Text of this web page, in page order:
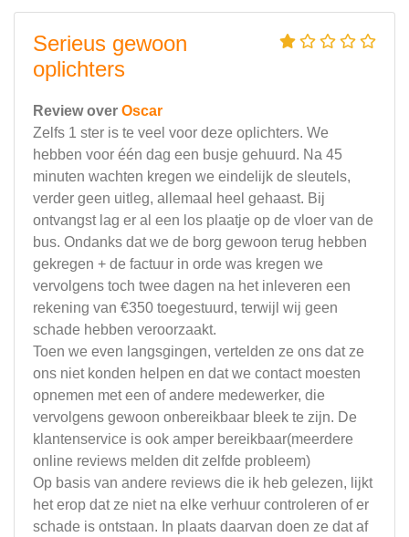
Serieus gewoon
oplichters
Review over Oscar
Zelfs 1 ster is te veel voor deze oplichters. We
hebben voor één dag een busje gehuurd. Na 45
minuten wachten kregen we eindelijk de sleutels,
verder geen uitleg, allemaal heel gehaast. Bij
ontvangst lag er al een los plaatje op de vloer van de
bus. Ondanks dat we de borg gewoon terug hebben
gekregen + de factuur in orde was kregen we
vervolgens toch twee dagen na het inleveren een
rekening van €350 toegestuurd, terwijl wij geen
schade hebben veroorzaakt.
Toen we even langsgingen, vertelden ze ons dat ze
ons niet konden helpen en dat we contact moesten
opnemen met een of andere medewerker, die
vervolgens gewoon onbereikbaar bleek te zijn. De
klantenservice is ook amper bereikbaar(meerdere
online reviews melden dit zelfde probleem)
Op basis van andere reviews die ik heb gelezen, lijkt
het erop dat ze niet na elke verhuur controleren of er
schade is ontstaan. In plaats daarvan doen ze dat af